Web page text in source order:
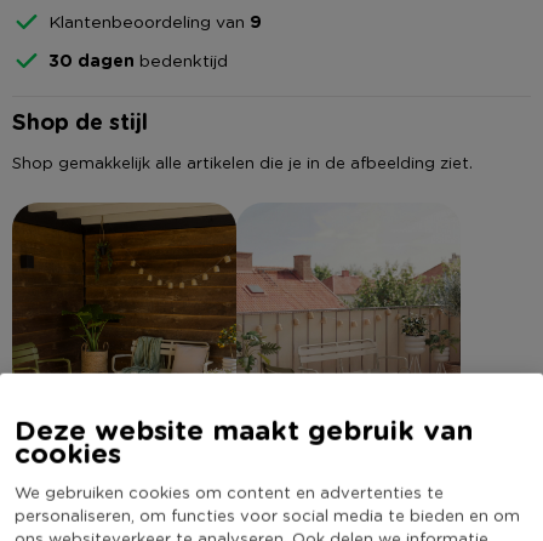
Deze website maakt gebruik van
cookies
We gebruiken cookies om content en advertenties te
personaliseren, om functies voor social media te bieden en om
Klantenbeoordeling van 9
30 dagen bedenktijd
Shop de stijl
Shop gemakkelijk alle artikelen die je in de afbeelding ziet.